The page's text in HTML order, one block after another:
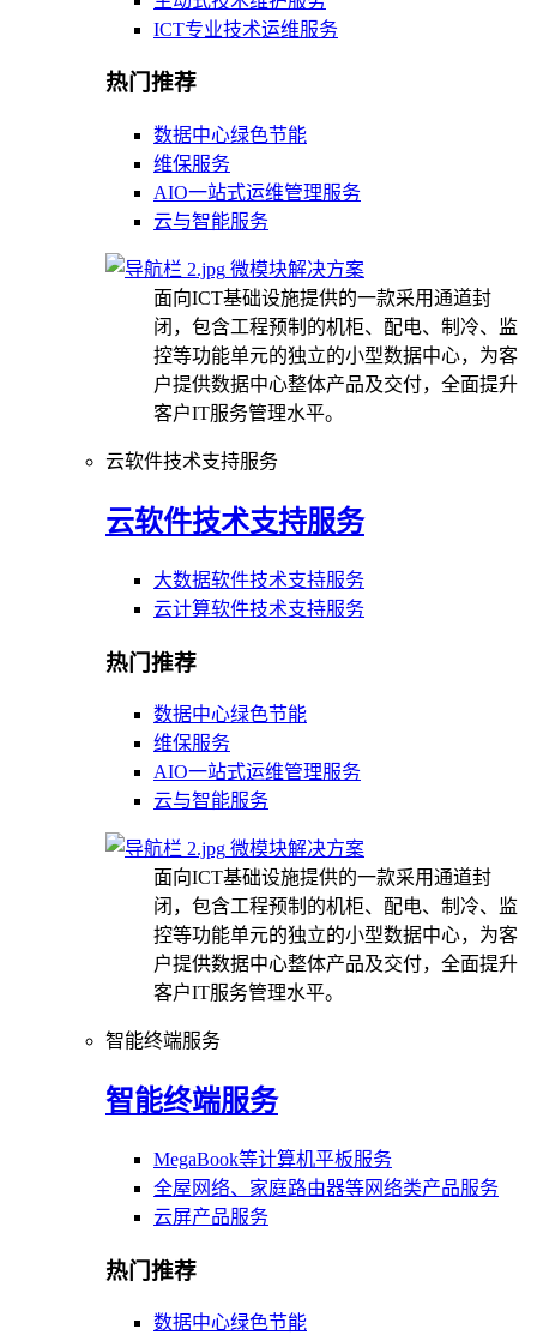
ICT专业技术运维服务
热门推荐
数据中心绿色节能
维保服务
AIO一站式运维管理服务
云与智能服务
微模块解决方案
面向ICT基础设施提供的一款采用通道封
闭，包含工程预制的机柜、配电、制冷、监
控等功能单元的独立的小型数据中心，为客
户提供数据中心整体产品及交付，全面提升
客户IT服务管理水平。
云软件技术支持服务
云软件技术支持服务
大数据软件技术支持服务
云计算软件技术支持服务
热门推荐
数据中心绿色节能
维保服务
AIO一站式运维管理服务
云与智能服务
微模块解决方案
面向ICT基础设施提供的一款采用通道封
闭，包含工程预制的机柜、配电、制冷、监
控等功能单元的独立的小型数据中心，为客
户提供数据中心整体产品及交付，全面提升
客户IT服务管理水平。
智能终端服务
智能终端服务
MegaBook等计算机平板服务
全屋网络、家庭路由器等网络类产品服务
云屏产品服务
热门推荐
数据中心绿色节能